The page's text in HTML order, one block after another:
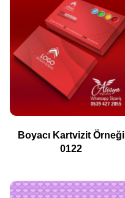
Boyacı Kartvizit Örneği
0122